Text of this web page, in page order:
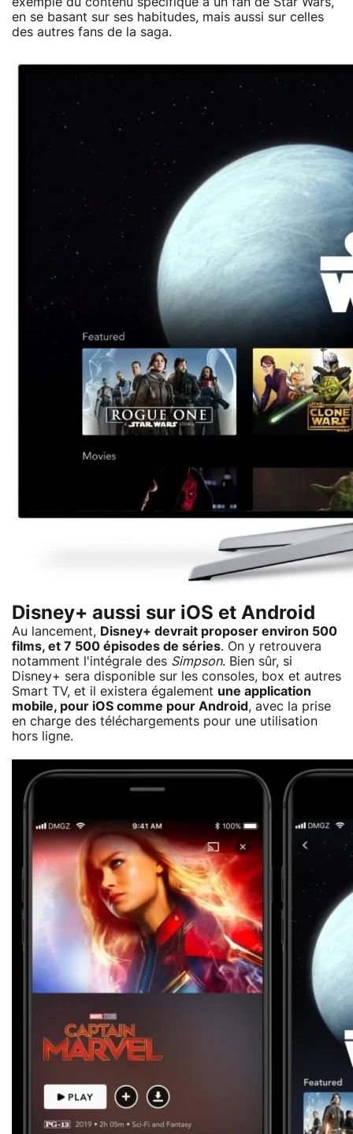
en se basant sur ses habitudes, mais aussi sur celles
des autres fans de la saga.
Disney+ aussi sur iOS et Android
Au lancement, Disney+ devrait proposer environ 500
films, et 7 500 épisodes de séries. On y retrouvera
notamment l'intégrale des Simpson. Bien sûr, si
Disney+ sera disponible sur les consoles, box et autres
Smart TV, et il existera également une application
mobile, pour iOS comme pour Android , avec la prise
en charge des téléchargements pour une utilisation
hors ligne.